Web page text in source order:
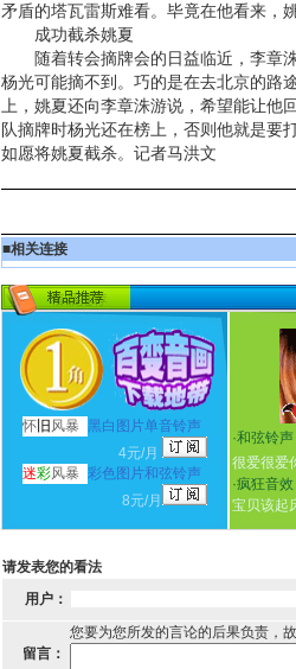
矛盾的塔瓦雷斯难看。毕竟在他看来，
成功截杀姚夏
随着转会摘牌会的日益临近，李章洙
杨光可能摘不到。巧的是在去北京的路
上，姚夏还向李章洙游说，希望能让
队摘牌时杨光还在榜上，否则他就是要
如愿将姚夏截杀。记者马洪文
■相关连接
怀 旧 风暴
黑白图片单音铃声
4元/月
迷彩风暴 彩色图片和弦铃声
8元/月
·和弦铃声
很爱很爱
·疯狂音效
宝贝该起
请发表您的看法
用户：
您要为您所发的言论的后果负责，
留言：